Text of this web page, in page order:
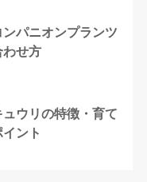
パニオンプランツ
わせ方
ウリの特徴・育て
ント